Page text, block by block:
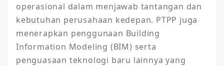
operasional dalam menjawab tantangan dan
kebutuhan perusahaan kedepan. PTPP juga
menerapkan penggunaan Building
Information Modeling (BIM) serta
penguasaan teknologi baru lainnya yang